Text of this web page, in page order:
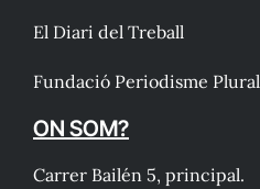
El Diari del Treball
Fundació Periodisme Plural
ON SOM?
Carrer Bailén 5, principal.